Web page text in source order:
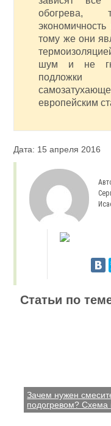
обогрева,
тому же они
шум и не
подложки
европейским
Дата: 15 апреля 2016
Статьи по
Зачем нужен
подогревом? Схема